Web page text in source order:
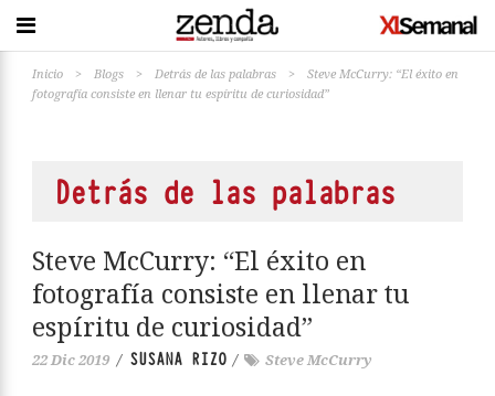
Inicio > Blogs > Detrás de las palabras >
Steve McCurry: “El éxito en
fotografía consiste en llenar tu espíritu de curiosidad”
Detrás de las palabras
Steve McCurry: “El éxito en
fotografía consiste en llenar tu
espíritu de curiosidad”
22 Dic 2019 / SUSANA RIZO / Steve McCurry